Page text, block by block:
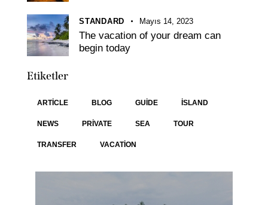
STANDARD Mayıs 14, 2023
The vacation of your dream can
begin today
Etiketler
ARTICLE BLOG GUIDE ISLAND
NEWS PRIVATE SEA TOUR
TRANSFER VACATION